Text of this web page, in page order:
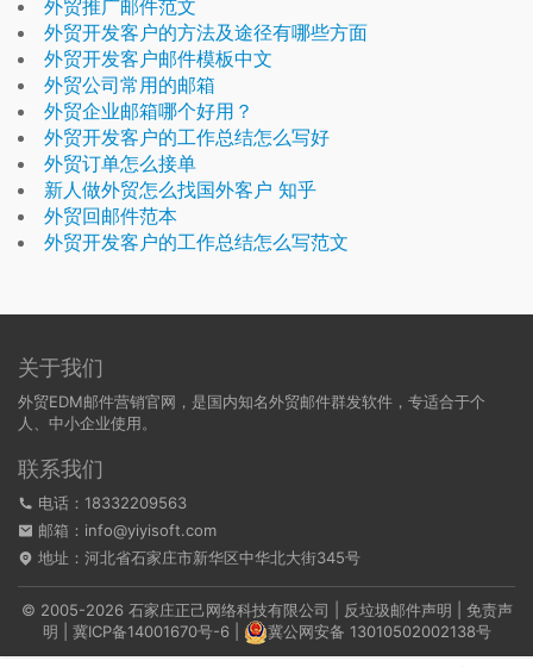
外贸推广邮件范文
外贸开发客户的方法及途径有哪些方面
外贸开发客户邮件模板中文
外贸公司常用的邮箱
外贸企业邮箱哪个好用？
外贸开发客户的工作总结怎么写好
外贸订单怎么接单
新人做外贸怎么找国外客户 知乎
外贸回邮件范本
外贸开发客户的工作总结怎么写范文
关于我们
外贸EDM邮件营销官网，是国内知名外贸邮件群发软件，专适合于个
人、中小企业使用。
联系我们
电话：18332209563
邮箱：info@yiyisoft.com
地址：河北省石家庄市新华区中华北大街345号
© 2005-2026 石家庄正己网络科技有限公司 | 反垃圾邮件声明
免责声
明
冀ICP备14001670号-6 冀公网安备 13010502002138号